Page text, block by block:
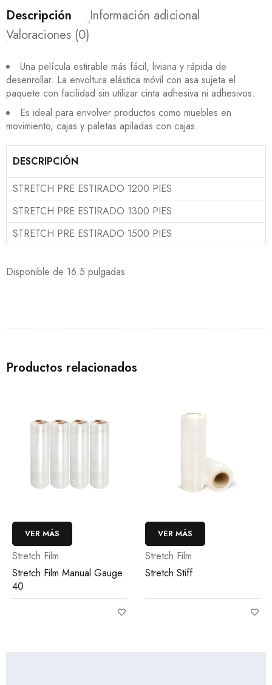
Descripción
Información adicional
Valoraciones (0)
Una película estirable más fácil, liviana y rápida de
desenrollar. La envoltura elástica móvil con asa sujeta el
paquete con facilidad sin utilizar cinta adhesiva ni adhesivos.
Es ideal para envolver productos como muebles en
movimiento, cajas y paletas apiladas con cajas.
DESCRIPCIÓN
STRETCH PRE ESTIRADO 1200 PIES
STRETCH PRE ESTIRADO 1300 PIES
STRETCH PRE ESTIRADO 1500 PIES
Disponible de 16.5 pulgadas
Productos relacionados
Gauge
Stretch Film
Stretch Stiff
Stretch Film
Stretch Film Manual